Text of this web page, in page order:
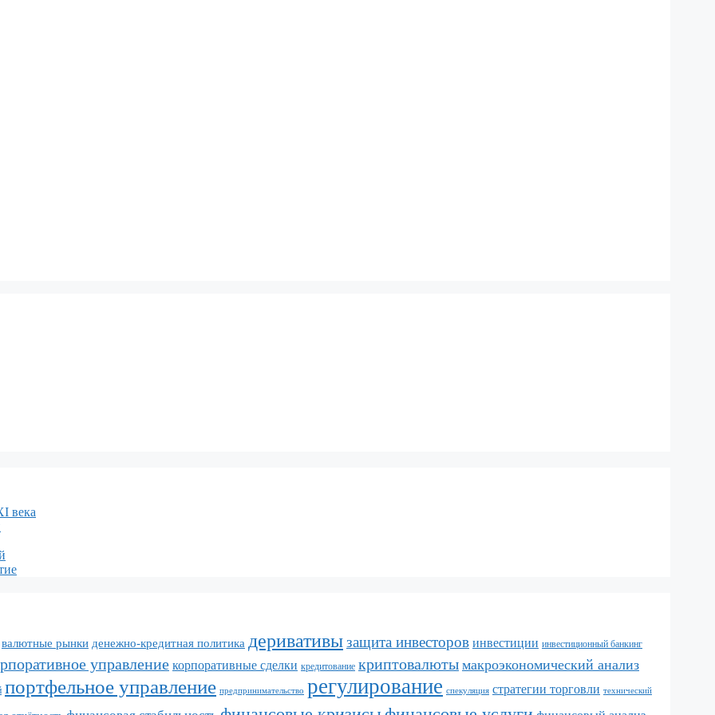
века
валютные рынки денежно-кредитная политика деривативы защита инвесторов инвестиции инвестиционный банкинг
управление корпоративные сделки кредитование криптовалюты макроэкономический анализ
портфельное управление предпринимательство регулирование спекуляция стратегии торговли технический